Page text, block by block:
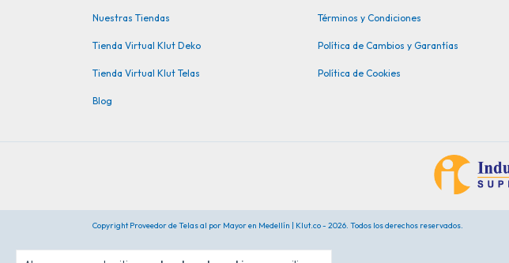
Nuestras Tiendas
Tienda Virtual Klut Deko
Tienda Virtual Klut Telas
Blog
Términos y Condiciones
Política de Cambios y Garantías
Política de Cookies
Copyright Proveedor de Telas al por Mayor en Medellín | Klut.co - 2026. Todos los derechos reservados.